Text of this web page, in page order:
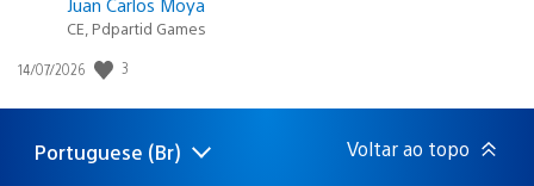
CE, Pdpartid Games
Data
publicação:
14/07/2026 3
Selecione
Região
Portuguese (Br) Voltar ao topo